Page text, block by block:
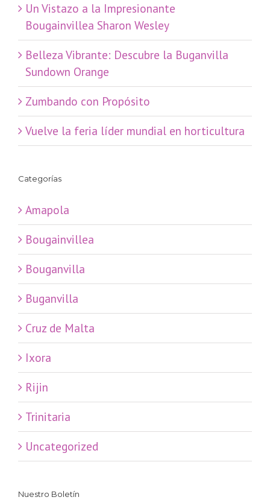
​Un Vistazo a la Impresionante
Bougainvillea Sharon Wesley
Belleza Vibrante: Descubre la Buganvilla
Sundown Orange
Zumbando con Propósito
Vuelve la feria líder mundial en horticultura
Categorías
Amapola
Bougainvillea
Bouganvilla
Buganvilla
Cruz de Malta
Ixora
Rijin
Trinitaria
Uncategorized
Nuestro Boletín